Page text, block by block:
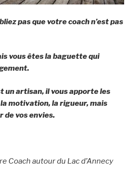
pas que votre coach n’est pas
vous êtes la baguette qui
un artisan, il vous apporte les
motivation, la rigueur, mais
de vos envies.
Coach autour du Lac d’Annecy